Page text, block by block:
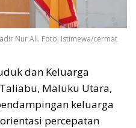
Nur Ali. Foto: Istimewa/cermat
dan Keluarga
Taliabu, Maluku Utara,
keluarga
percepatan